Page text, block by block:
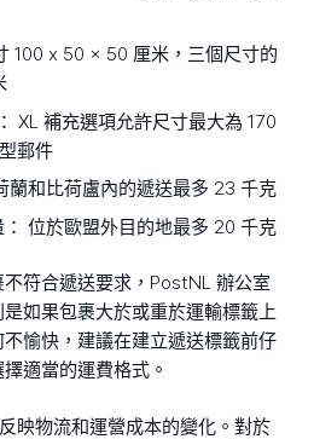
100 x 50 x 50 厘米，三個尺寸的
XL 補充選項允許尺寸最大為 170
郵件
蘭和比荷盧內的遞送最多 23 千克
位於歐盟外目的地最多 20 千克
符合遞送要求，PostNL 辦公室
如果包裹大於或重於運輸標籤上
愉快，建議在建立遞送標籤前仔
適當的運費格式。
映物流和運營成本的變化。對於